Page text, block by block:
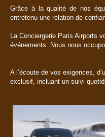
Grâce à la qualité de nos
entretenu une relation de
La Conciergerie Paris Airports
événements. Nous nous
A l’écoute de vos exigences,
exclusif, incluant un suivi